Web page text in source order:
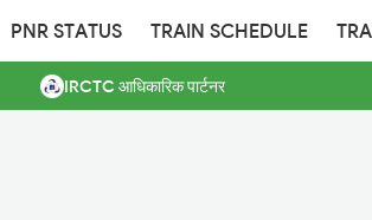
PNR STATUS TRAIN SCHEDULE
IRCTC आधिकारिक पार्टनर